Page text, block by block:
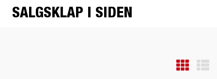
SALGSKLAP I SIDEN